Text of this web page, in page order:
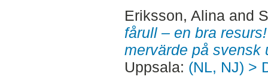
Eriksson, Alinaand
fårull – en bra
mervärde på svensk
Uppsala: (NL, NJ) >